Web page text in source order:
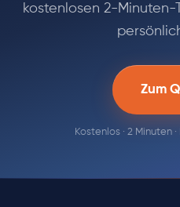
kostenlosen 2-
Zum
Kostenlos · 2 Minuten